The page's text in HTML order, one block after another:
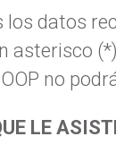
datos
asterisco
no
LE